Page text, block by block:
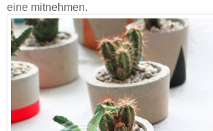
eine mitnehmen.